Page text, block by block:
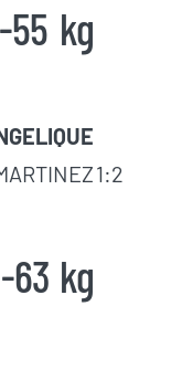
kg
1:2
63 kg